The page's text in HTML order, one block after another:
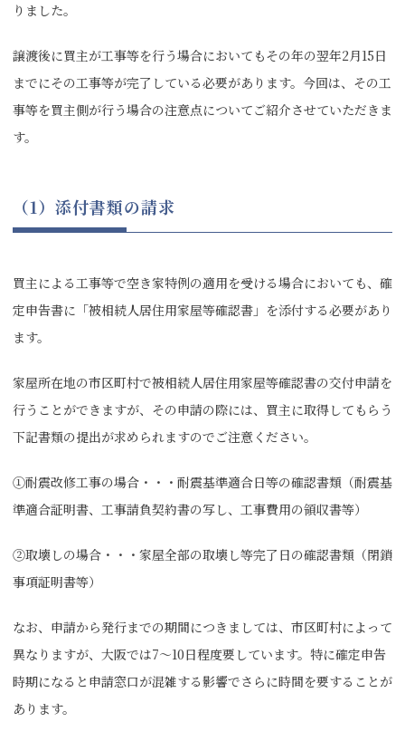
りました。
譲渡後に買主が工事等を行う場合においてもその年の翌年2月15日
までにその工事等が完了している必要があります。今回は、その工
事等を買主側が行う場合の注意点についてご紹介させていただきま
す。
（1）添付書類の請求
買主による工事等で空き家特例の適用を受ける場合においても、確
定申告書に「被相続人居住用家屋等確認書」を添付する必要があり
ます。
家屋所在地の市区町村で被相続人居住用家屋等確認書の交付申請を
行うことができますが、その申請の際には、買主に取得してもらう
下記書類の提出が求められますのでご注意ください。
①耐震改修工事の場合・・・耐震基準適合日等の確認書類（耐震基
準適合証明書、工事請負契約書の写し、工事費用の領収書等）
②取壊しの場合・・・家屋全部の取壊し等完了日の確認書類（閉鎖
事項証明書等）
なお、申請から発行までの期間につきましては、市区町村によって
異なりますが、大阪では7～10日程度要しています。特に確定申告
時期になると申請窓口が混雑する影響でさらに時間を要することが
あります。